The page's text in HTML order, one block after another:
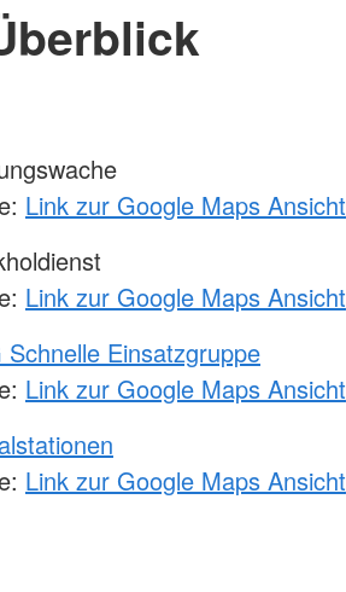
Link zur Google Maps Ansicht
Link zur Google Maps Ansicht
Schnelle Einsatzgruppe
Link zur Google Maps Ansicht
Link zur Google Maps Ansicht